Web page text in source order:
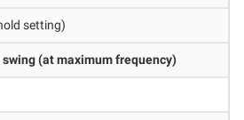
setting)
(at maximum frequency)